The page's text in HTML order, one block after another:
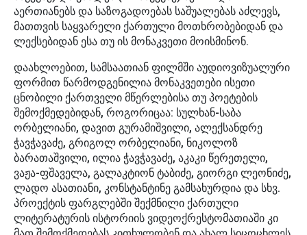
აერთიანებს და საზოგადოებას საშუალებას აძლევს,
მათთვის საყვარელი ქართული მოთხრობებიდან და
ლექსებიდან ესა თუ ის მონაკვეთი მოისმინონ.
დაახლოებით, სამსაათიან ფილმში აუდიოვიზუალური
ფორმით წარმოდგენილია მონაკვეთები ისეთი
ცნობილი ქართველი მწერლებისა თუ პოეტების
შემოქმედებიდან, როგორიცაა: სულხან-საბა
ორბელიანი, დავით გურამიშვილი, ალექსანდრე
ჭავჭავაძე, გრიგოლ ორბელიანი, ნიკოლოზ
ბარათაშვილი, ილია ჭავჭავაძე, აკაკი წერეთელი,
ვაჟა-ფშაველა, გალაკტიონ ტაბიძე, გიორგი ლეონიძე,
ლადო ასათიანი, კონსტანტინე გამსახურდია და სხვ.
პროექტის ფარგლებში შექმნილი ქართული
ლიტერატურის ისტორიის ვიდეოქრესტომათიაში კი